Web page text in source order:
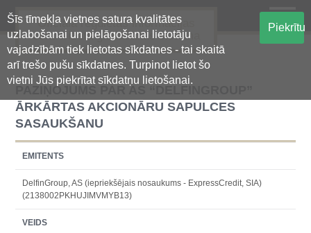
Šīs tīmekļa vietnes satura kvalitātes
uzlabošanai un pielāgošanai lietotāju
vajadzībām tiek lietotas sīkdatnes - tai skaitā
arī trešo pušu sīkdatnes. Turpinot lietot šo
vietni Jūs piekrītat sīkdatņu lietošanai.
Piekrītu
Oficiālā regulētās informācijas
centralizētā glabāšanas sistēma
PAZIŅOJUMS PAR AS “DELFINGROUP”
ĀRKĀRTAS AKCIONĀRU SAPULCES
SASAUKŠANU
EMITENTS
DelfinGroup, AS (iepriekšējais nosaukums - ExpressCredit, SIA)
(2138002PKHUJIMVMYB13)
VEIDS